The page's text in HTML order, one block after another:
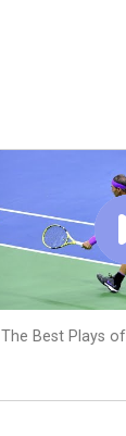
The Best Plays